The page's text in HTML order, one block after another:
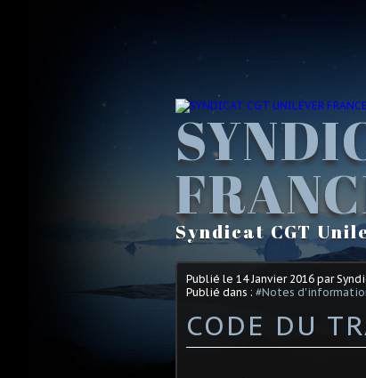
Syndicat CGT
Publié le 14 Janvier 2016 par
Publié dans : #Notes
CODE DU